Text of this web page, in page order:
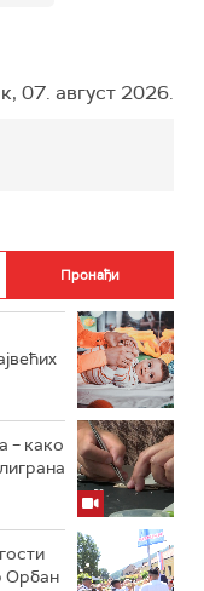
07. август 2026.
– како
Орбан